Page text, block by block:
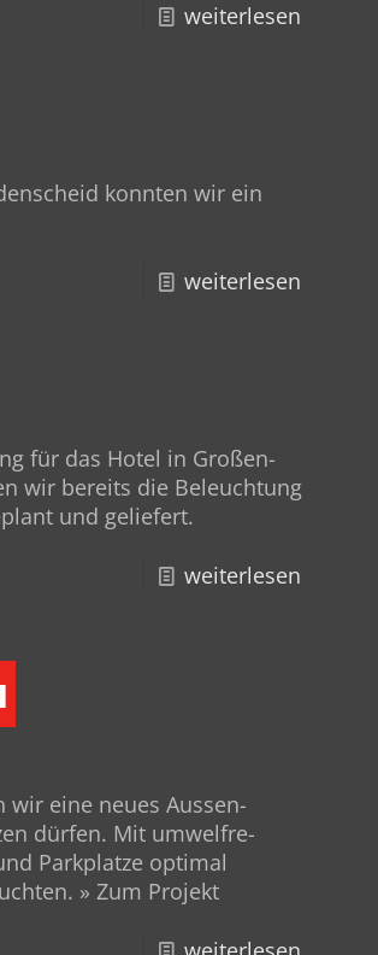
weiterlesen
kon­nten wir ein
weiterlesen
für das Hotel in Großen­
wir bere­its die Beleuch­tung
und geliefert.
weiterlesen
wir eine neues Aussen­
dür­fen. Mit umwel­fre­
Park­platze opti­mal
» Zum Projekt